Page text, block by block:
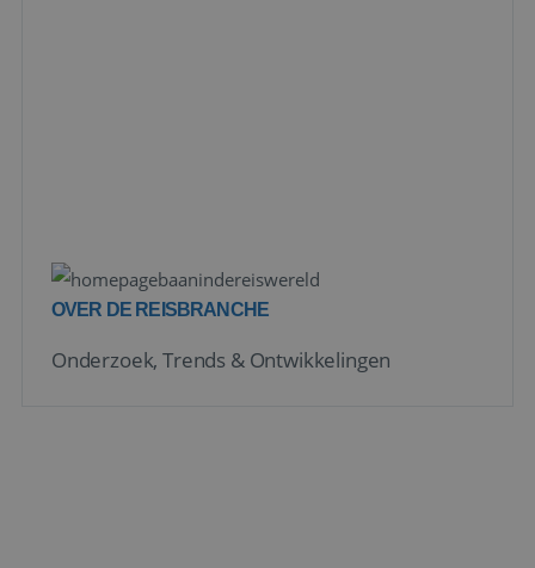
OVER DE REISBRANCHE
Onderzoek, Trends & Ontwikkelingen